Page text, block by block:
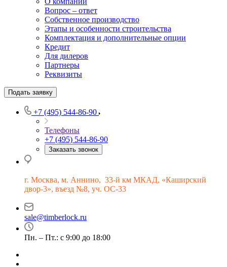
Вопрос – ответ
Собственное производство
Этапы и особенности строительства
Комплектация и дополнительные опции
Кредит
Для дилеров
Партнеры
Реквизиты
Подать заявку
+7 (495) 544-86-90
Телефоны
+7 (495) 544-86-90
Заказать звонок
г. Москва, м. Аннино, 33-й км МКАД, «Каширский
двор-3», въезд №8, уч. ОС-33
sale@timberlock.ru
Пн. – Пт.: с 9:00 до 18:00